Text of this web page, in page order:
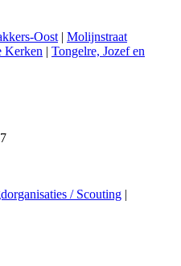
Oost | Molijnstraat
Kerken | Tongelre, Jozef en
/ Scouting |